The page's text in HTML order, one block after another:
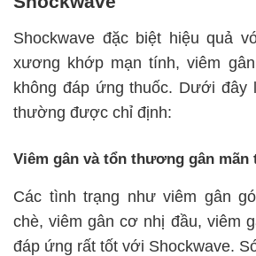
Shockwave đặc biệt hiệu quả
xương khớp mạn tính, viêm
không đáp ứng thuốc. Dưới đây
thường được chỉ định:
Viêm gân và tổn thương gân mãn
Các tình trạng như viêm gân
chè, viêm gân cơ nhị đầu, viêm
đáp ứng rất tốt với Shockwave.